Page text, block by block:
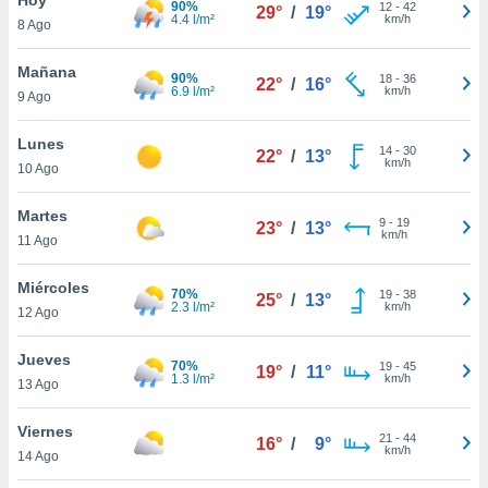
en
más
nuestra
de
cookies
aceptar
8 Ago
90%
4.4 l/m²
29° / 19° 12- 42
km/h
Mañana
9 Ago
90%
6.9 l/m²
22° / 16° 18- 36
km/h
Lunes
10 Ago
22° / 13° 14- 30
km/h
Martes
11 Ago
23° / 13° 9- 19
km/h
Miércoles
12 Ago
70%
2.3 l/m²
25° / 13° 19- 38
km/h
Jueves
13 Ago
70%
1.3 l/m²
19° / 11° 19- 45
km/h
Viernes
14 Ago
16° / 9° 21 - 44
km/h